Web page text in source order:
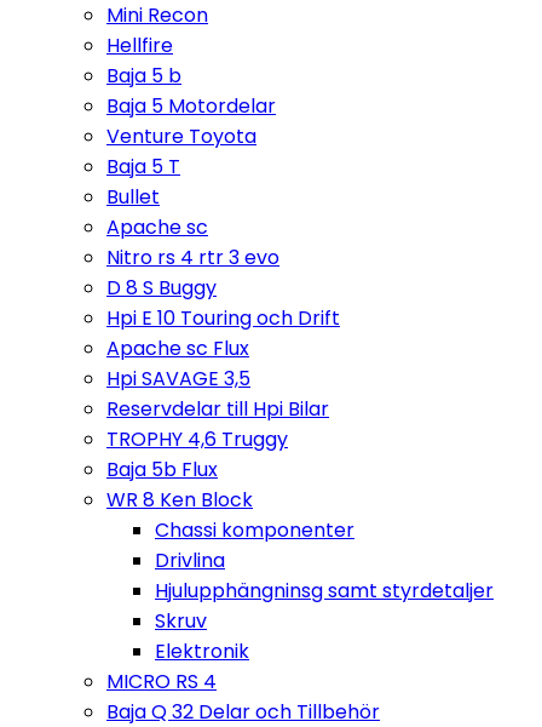
Mini Recon
Hellfire
Baja 5 b
Baja 5 Motordelar
Venture Toyota
Baja 5 T
Bullet
Apache sc
Nitro rs 4 rtr 3 evo
D 8 S Buggy
Hpi E 10 Touring och Drift
Apache sc Flux
Hpi SAVAGE 3,5
Reservdelar till Hpi Bilar
TROPHY 4,6 Truggy
Baja 5b Flux
WR 8 Ken Block
Chassi komponenter
Drivlina
Hjulupphängninsg samt styrdetaljer
Skruv
Elektronik
MICRO RS 4
Baja Q 32 Delar och Tillbehör